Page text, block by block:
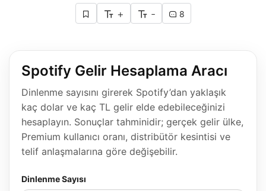
+ - 8
Spotify Gelir Hesaplama Aracı
Dinlenme sayısını girerek Spotify’dan yaklaşık
kaç dolar ve kaç TL gelir elde edebileceğinizi
hesaplayın. Sonuçlar tahminidir; gerçek gelir ülke,
Premium kullanıcı oranı, distribütör kesintisi ve
telif anlaşmalarına göre değişebilir.
Dinlenme Sayısı